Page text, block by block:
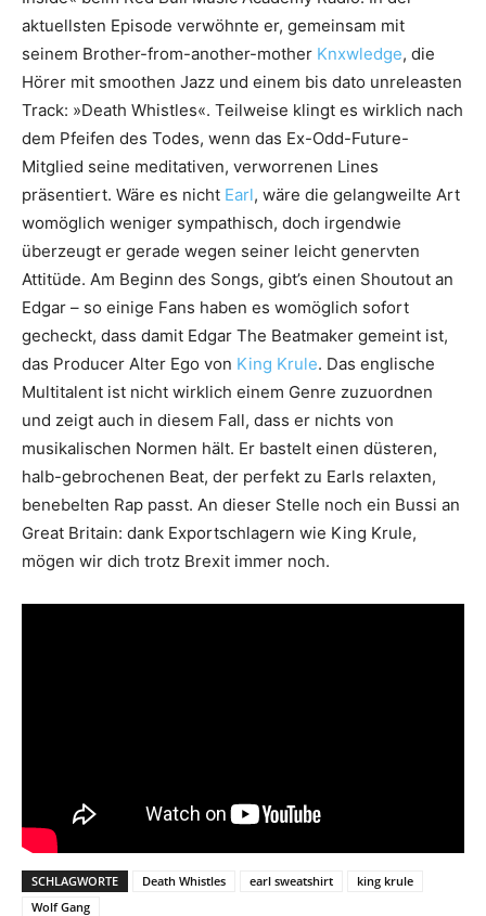
aktuellsten Episode verwöhnte er, gemeinsam mit
seinem Brother-from-another-mother Knxwledge, die
Hörer mit smoothen Jazz und einem bis dato unreleasten
Track: »Death Whistles«. Teilweise klingt es wirklich nach
dem Pfeifen des Todes, wenn das Ex-Odd-Future-
Mitglied seine meditativen, verworrenen Lines
präsentiert. Wäre es nicht Earl, wäre die gelangweilte Art
womöglich weniger sympathisch, doch irgendwie
überzeugt er gerade wegen seiner leicht genervten
Attitüde. Am Beginn des Songs, gibt’s einen Shoutout an
Edgar – so einige Fans haben es womöglich sofort
gecheckt, dass damit Edgar The Beatmaker gemeint ist,
das Producer Alter Ego von King Krule. Das englische
Multitalent ist nicht wirklich einem Genre zuzuordnen
und zeigt auch in diesem Fall, dass er nichts von
musikalischen Normen hält. Er bastelt einen düsteren,
halb-gebrochenen Beat, der perfekt zu Earls relaxten,
benebelten Rap passt. An dieser Stelle noch ein Bussi an
Great Britain: dank Exportschlagern wie King Krule,
mögen wir dich trotz Brexit immer noch.
SCHLAGWORTE Death Whistles earl sweatshirt
king krule
Wolf Gang